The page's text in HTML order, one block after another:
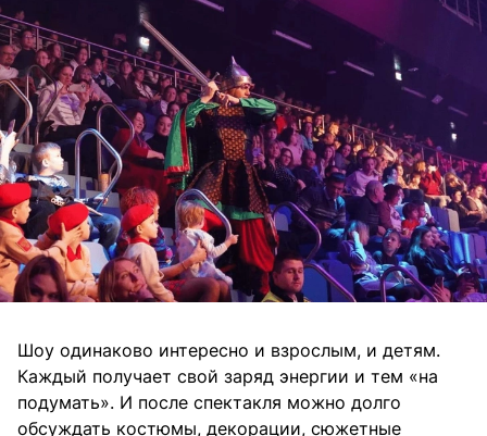
Шоу одинаково интересно и взрослым, и детям.
Каждый получает свой заряд энергии и тем «на
подумать». И после спектакля можно долго
обсуждать костюмы, декорации, сюжетные